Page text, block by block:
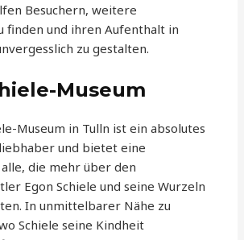
Besuchern, weitere
finden und ihren Aufenthalt in
zu gestalten.
Museum
Museum in Tulln ist ein absolutes
und bietet eine
die mehr über den
Egon Schiele und seine Wurzeln
In unmittelbarer Nähe zu
Schiele seine Kindheit